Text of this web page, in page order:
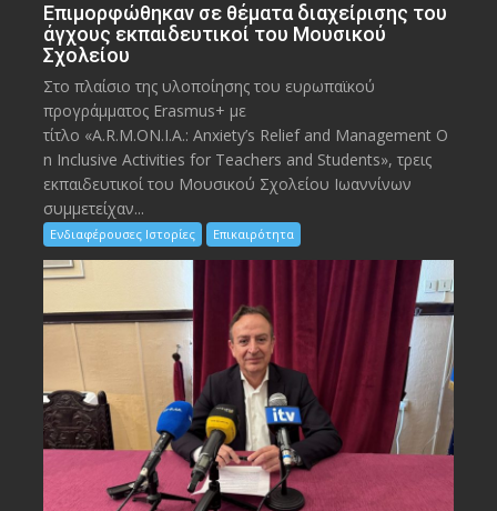
Eπιμορφώθηκαν σε θέματα διαχείρισης του
άγχους εκπαιδευτικοί του Μουσικού
Σχολείου
Στο πλαίσιο της υλοποίησης του ευρωπαϊκού
προγράμματος Erasmus+ με
τίτλο «A.R.M.ON.I.A.: Anxiety’s Relief and Management O
n Inclusive Activities for Teachers and Students», τρεις
εκπαιδευτικοί του Μουσικού Σχολείου Ιωαννίνων
συμμετείχαν...
Ενδιαφέρουσες Ιστορίες Επικαιρότητα